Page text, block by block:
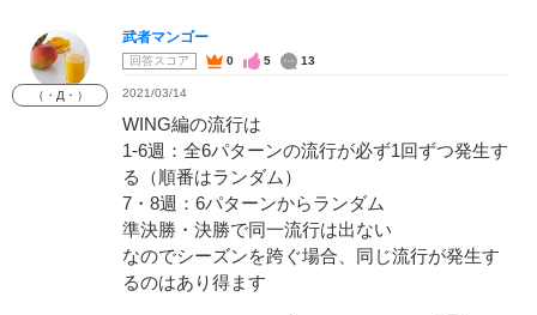
（・Д・）
武者マンゴー
回答スコア 0 5 13
2021/03/14
WING編の流行は
1-6週：全6パターンの流行が必ず1回ずつ発生す
る（順番はランダム）
7・8週：6パターンからランダム
準決勝・決勝で同一流行は出ない
なのでシーズンを跨ぐ場合、同じ流行が発生す
るのはあり得ます